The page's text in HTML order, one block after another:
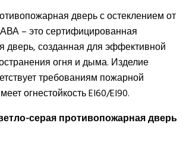
дверь с остеклением от
– это сертифицированная
дверь, созданная для эффективной
огня и дыма. Изделие
требованиям пожарной
огнестойкость EI60/EI90.⠀
серая противопожарная дверь